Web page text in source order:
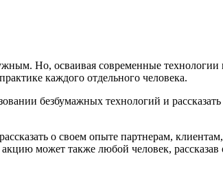
Но, осваивая современные
каждого отдельного человека.
безбумажных технологий и
о своем опыте партнерам,
может также любой человек, рассказав